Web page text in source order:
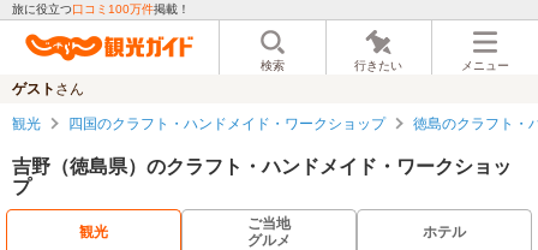
旅に役立つ口コミ100万件掲載！
検索 行きたい メニュー
ゲスト さん
観光 四国のクラフト・ハンドメイド・ワークショップ 徳島のクラフト・
吉野（徳島県）のクラフト・ハンドメイド・ワークショッ
プ
観光
ご当地
グルメ
ホテル